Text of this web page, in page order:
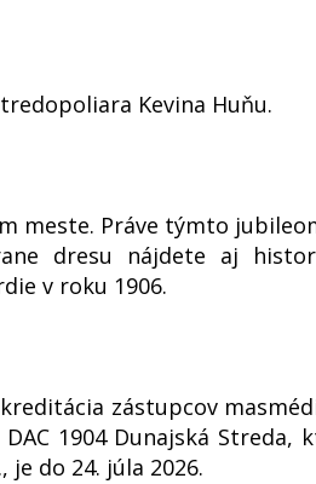
Kevina Huňu.
meste. Práve týmto
dresu nájdete aj
v roku 1906.
zástupcov
1904 Dunajská Streda,
je do 24. júla 2026.